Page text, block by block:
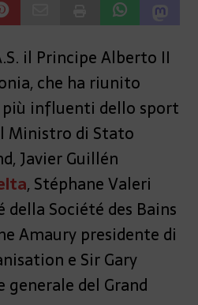
il Principe Alberto II
che ha riunito
influenti dello sport
Ministro di Stato
Javier Guillén
, Stéphane Valeri
Société des Bains
Amaury presidente di
e Sir Gary
del Grand